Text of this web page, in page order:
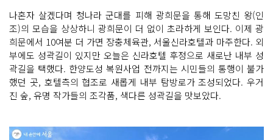
나혼자 살겠다며 청나라 군대를 피해 광희문을 통해 도망친 왕(인
조)의 모습을 상상하니 광희문이 더 없이 초라하게 보인다. 이제 광
희문에서 10여분 더 가면 장충체육관, 서울신라호텔과 마주한다. 외
부에도 성곽길이 있지만 오늘은 신라호텔 후정으로 새로난 내부 성
곽길을 택했다. 한양도성 복원사업 전까지는 시민들의 통행이 불가
했던 곳, 호텔측의 협조로 새롭게 내부 탐방로가 조성되었다. 우거
진 숲, 유명 작가들의 조각품, 색다른 성곽길을 맛보았다.